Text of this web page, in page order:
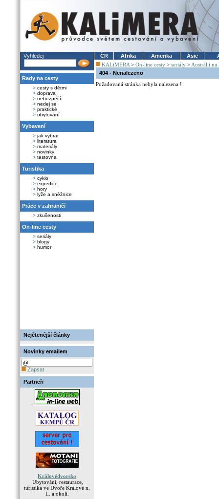
Vyhledej
Rady na cesty
> cesty s dětmi
> doprava
> nebezpečí
> nedej se
> praktické
> ubytování
Vybavení
> jak vybrat
> literatura
> materiály
> novinky
> testovna
Turistika
> cyklo
> expedice
> hory
> lyže a sněžnice
Práce v zahraničí
> zkušenosti
On-line cesty
> seriály
> blogy
> humor
Nejčtenější články
Novinky emailem
Zapsat
Partneři
Královédvorsko
Ubytování, restaurace,
turistika ve Dvoře Králové n.
L. a okolí.
ČR Afrika Amerika Asie
KALiMERA > On-line cesty > seriály > Austrálií na
404 - Nenalezeno
Požadovaná stránka nebyla nalezena !